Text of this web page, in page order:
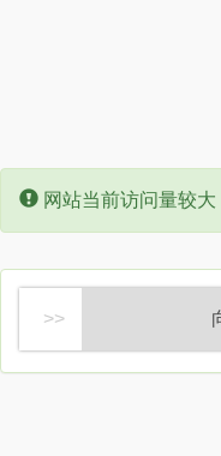
Error:
网站当前访问量较